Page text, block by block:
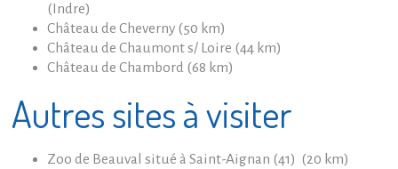
(Indre)
Château de Cheverny (50 km)
Château de Chaumont s/ Loire (44 km)
Château de Chambord (68 km)
Autres sites à visiter
Zoo de Beauval situé à Saint-Aignan (41) (20 km)